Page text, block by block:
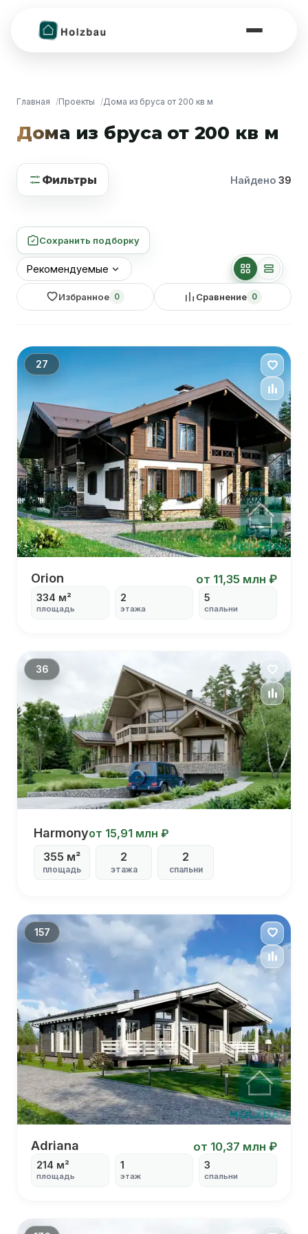
Главная Проекты Дома из бруса от 200 кв м
Дома из бруса от 200 кв м
Фильтры Найдено 39
Избранное 0 Сравнение 0
Сохранить подборку
27
С балконом
С столовой
Orion
Orion от 11,35 млн ₽
334 м²
площадь
2
этажа
5
спальни
36
угловой
террасой
С
вторым
светом
Harmony
Harmonyот 15,91 млн ₽
355 м²
площадь
2
этажа
2
спальни
157
Adriana
Adriana от 10,37 млн ₽
214 м²
площадь
1
этаж
3
спальни